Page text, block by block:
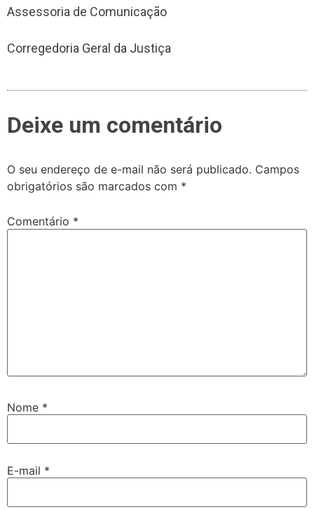
Assessoria de Comunicação
Corregedoria Geral da Justiça
Deixe um comentário
O seu endereço de e-mail não será publicado. Campos
obrigatórios são marcados com *
Comentário *
Nome *
E-mail *